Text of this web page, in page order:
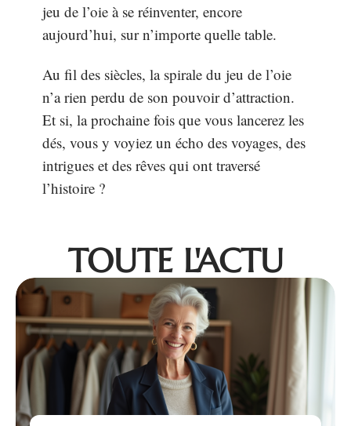
jeu de l’oie à se réinventer, encore
aujourd’hui, sur n’importe quelle table.
Au fil des siècles, la spirale du jeu de l’oie
n’a rien perdu de son pouvoir d’attraction.
Et si, la prochaine fois que vous lancerez les
dés, vous y voyiez un écho des voyages, des
intrigues et des rêves qui ont traversé
l’histoire ?
TOUTE L'ACTU